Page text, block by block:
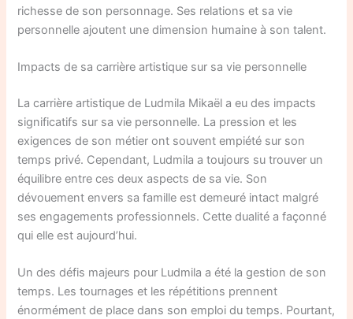
richesse de son personnage. Ses relations et sa vie
personnelle ajoutent une dimension humaine à son talent.
Impacts de sa carrière artistique sur sa vie personnelle
La carrière artistique de Ludmila Mikaël a eu des impacts
significatifs sur sa vie personnelle. La pression et les
exigences de son métier ont souvent empiété sur son
temps privé. Cependant, Ludmila a toujours su trouver un
équilibre entre ces deux aspects de sa vie. Son
dévouement envers sa famille est demeuré intact malgré
ses engagements professionnels. Cette dualité a façonné
qui elle est aujourd’hui.
Un des défis majeurs pour Ludmila a été la gestion de son
temps. Les tournages et les répétitions prennent
énormément de place dans son emploi du temps. Pourtant,